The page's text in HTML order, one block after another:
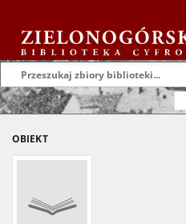
OBIEKT